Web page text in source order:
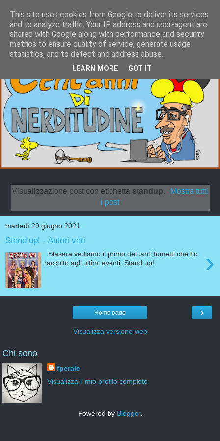
Visualizzazione post con etichetta standup.
Mostra tutti
i post
martedì 29 giugno 2021
Stand up! - Autori vari
›
Stasera vediamo il primo dei tanti fumetti che ho
raccolto agli ultimi eventi: Stand up!
›
Home page
Visualizza versione web
Chi sono
fperale
Visualizza il mio profilo completo
Powered by Blogger.
This site uses cookies from Google to deliver its services
and to analyze traffic. Your IP address and user-agent are
shared with Google along with performance and security
metrics to ensure quality of service, generate usage
statistics, and to detect and address abuse.
LEARN MORE GOT IT